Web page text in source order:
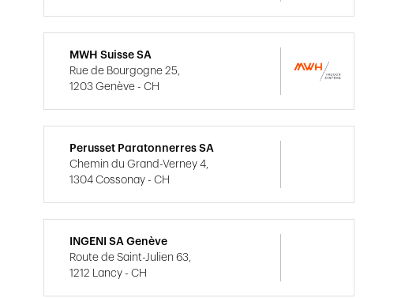
MWH Suisse SA
Rue de Bourgogne 25,
1203 Genève - CH
Perusset Paratonnerres SA
Chemin du Grand-Verney 4,
1304 Cossonay - CH
INGENI SA Genève
Route de Saint-Julien 63,
1212 Lancy - CH